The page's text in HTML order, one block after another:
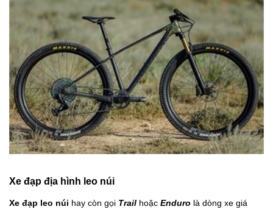
Xe đạp địa hình leo núi
Xe đạp leo núi hay còn gọi Trail hoặc Enduro là dòng xe giá